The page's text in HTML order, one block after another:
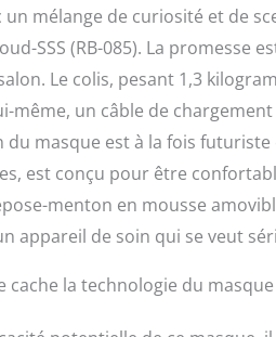
lampe sont
clinique. La
suffisamment
causés par la
longueur d'onde
précision la
test clinique
organisation
compacité de la
de 41,89%, la
diminué de
possède un
uniques
un mélange de curiosité et de
SSS (RB-085). La
Le colis, pesant 1,3
même, un câble de
du masque est à la fois
est conçu pour être
menton en mousse
appareil de soin qui se veut
la technologie du masque